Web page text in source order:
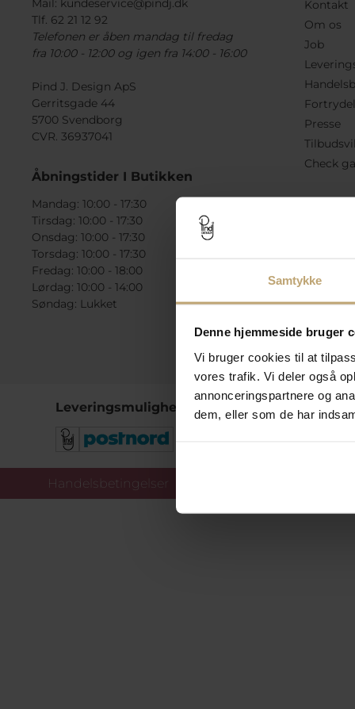
Samtykke
Denne hjemmeside bruger
Vi bruger cookies til at
vores trafik. Vi deler også
annonceringspartnere og
dem, eller som de har
Mail: kundeservice@pindj.dk
Tlf. 62 21 12 92
Telefonen er åben mandag til fredag
fra 10:00 - 12:00 og igen fra 14:00 - 16:00
Pind J. Design ApS
Gerritsgade 44
5700 Svendborg
CVR. 36937041
Åbningstider I Butikken
Mandag: 10:00 - 17:30
Tirsdag: 10:00 - 17:30
Onsdag: 10:00 - 17:30
Torsdag: 10:00 - 17:30
Fredag: 10:00 - 18:00
Lørdag: 10:00 - 14:00
Søndag: Lukket
Kontakt
Om os
Job
Presse
Check
Leveringsmuligheder
Handelsbetingelser